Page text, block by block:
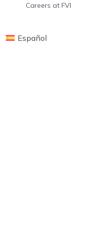
Careers at FVI
Español